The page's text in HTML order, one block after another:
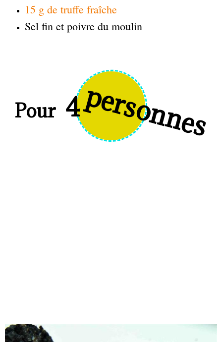
15 g de truffe fraîche
Sel fin et poivre du moulin
Pour 4personnes